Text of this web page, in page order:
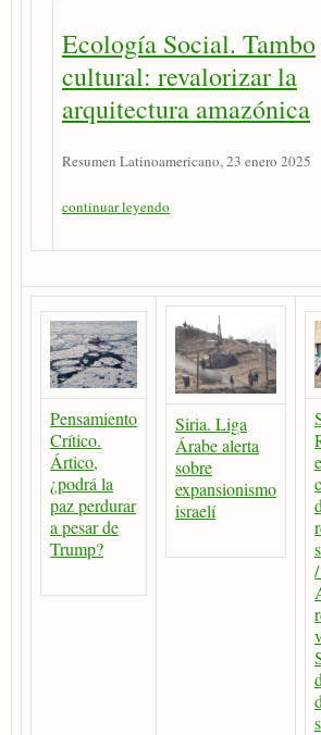
Ecología Social. Tambo
cultural: revalorizar la
arquitectura amazónica
Resumen Latinoamericano, 23 enero 2025
continuar leyendo
Pensamiento
Crítico.
Ártico,
¿podrá la
paz perdurar
a pesar de
Trump?
Siria. Liga
Árabe alerta
sobre
expansionismo
israelí